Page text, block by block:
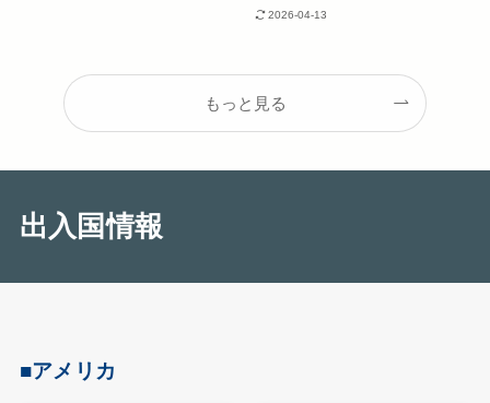
2026-04-13
もっと見る
出入国情報
■アメリカ